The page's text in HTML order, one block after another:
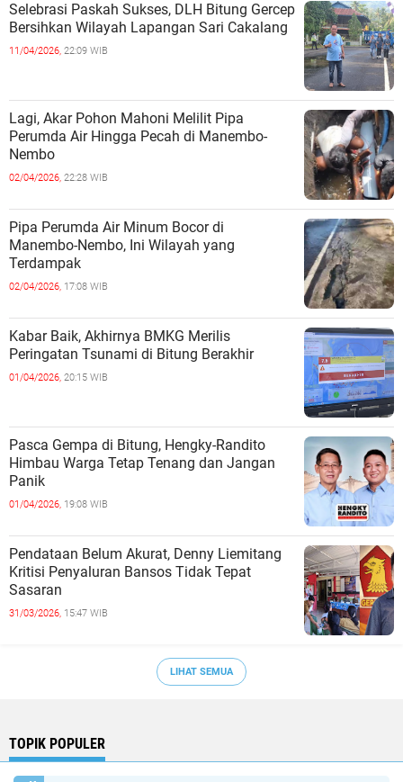
Selebrasi Paskah Sukses, DLH Bitung Gercep
Bersihkan Wilayah Lapangan Sari Cakalang
11/04/2026, 22:09 WIB
Lagi, Akar Pohon Mahoni Melilit Pipa
Perumda Air Hingga Pecah di Manembo-
Nembo
02/04/2026, 22:28 WIB
Pipa Perumda Air Minum Bocor di
Manembo-Nembo, Ini Wilayah yang
Terdampak
02/04/2026, 17:08 WIB
Kabar Baik, Akhirnya BMKG Merilis
Peringatan Tsunami di Bitung Berakhir
01/04/2026, 20:15 WIB
Pasca Gempa di Bitung, Hengky-Randito
Himbau Warga Tetap Tenang dan Jangan
Panik
01/04/2026, 19:08 WIB
Pendataan Belum Akurat, Denny Liemitang
Kritisi Penyaluran Bansos Tidak Tepat
Sasaran
31/03/2026, 15:47 WIB
LIHAT SEMUA
TOPIK POPULER